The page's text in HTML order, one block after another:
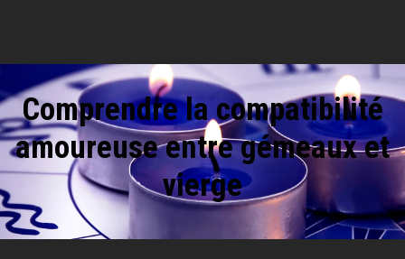
Comprendre la compatibilité
amoureuse entre gémeaux et
vierge